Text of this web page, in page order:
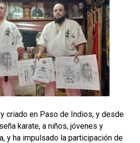
criado en Paso de Indios, y desde
karate, a niños, jóvenes y
y ha impulsado la participación de